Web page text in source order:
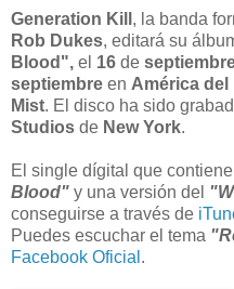
Generation Kill , la banda
Rob Dukes, editará su
Blood", el 16 de
septiembre en América del
Mist. El disco ha sido
Studios de New York.
El single dígital que
Blood" y una versión del
conseguirse a través de
Puedes escuchar el tema
Facebook Oficial .